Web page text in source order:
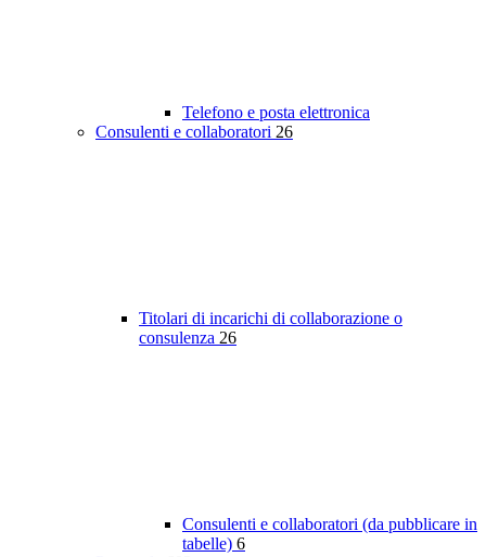
Telefono e posta elettronica
Consulenti e collaboratori 26
Titolari di incarichi di collaborazione o
consulenza 26
Consulenti e collaboratori (da pubblicare in
tabelle) 6